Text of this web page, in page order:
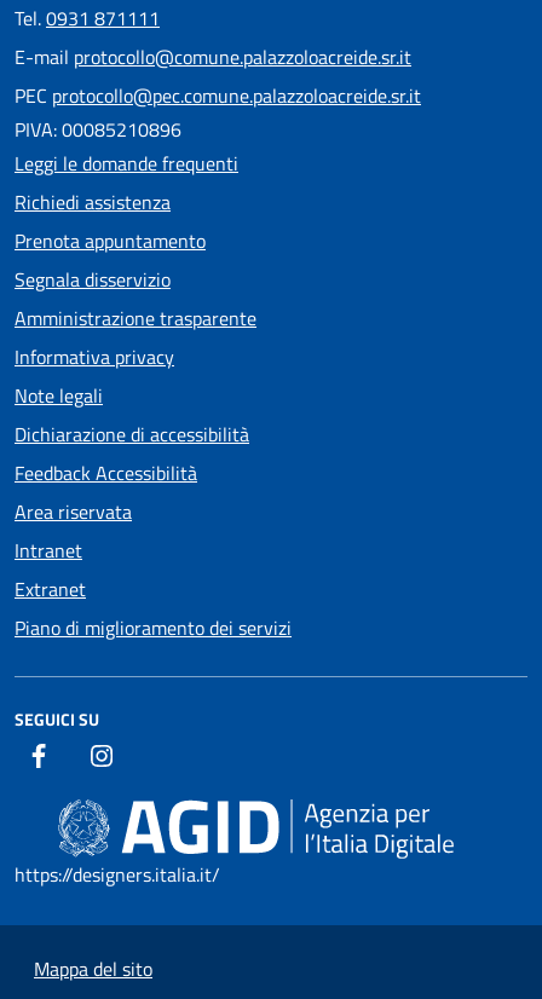
Tel.0931 871111
E-mail protocollo@comune.palazzoloacreide.sr.it
PEC protocollo@pec.comune.palazzoloacreide.sr.it
PIVA: 00085210896
Leggi le domande frequenti
Richiedi assistenza
Prenota appuntamento
Segnala disservizio
Amministrazione trasparente
Informativa privacy
Note legali
Dichiarazione di accessibilità
Feedback Accessibilità
Area riservata
Intranet
Extranet
Piano di miglioramento dei servizi
SEGUICI SU
https://designers.italia.it/
Mappa del sito